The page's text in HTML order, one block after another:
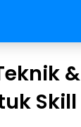
&
Skill